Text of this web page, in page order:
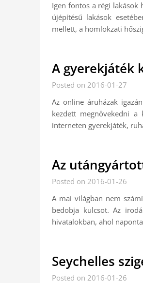
Igen fontos a régi lakások
újépítésű lakások
mellett, a homlokzati
A gyerekjáték
Posted on 2016-01-27
Az online áruházak
kezdett megnövekedni a
interneten gyerekjáték,
Az
Posted on 2016-01-26
A mai világban nem
bedobja kulcsot. Az
hivatalokban, ahol
Seychelles
Posted on 2016-01-26